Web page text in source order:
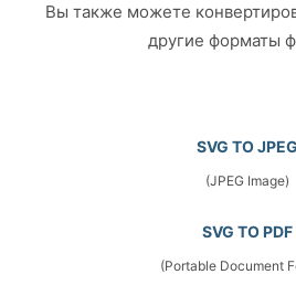
Вы также можете
другие форматы
SVG TO JPEG
(JPEG Image)
SVG TO PDF
(Portable Document